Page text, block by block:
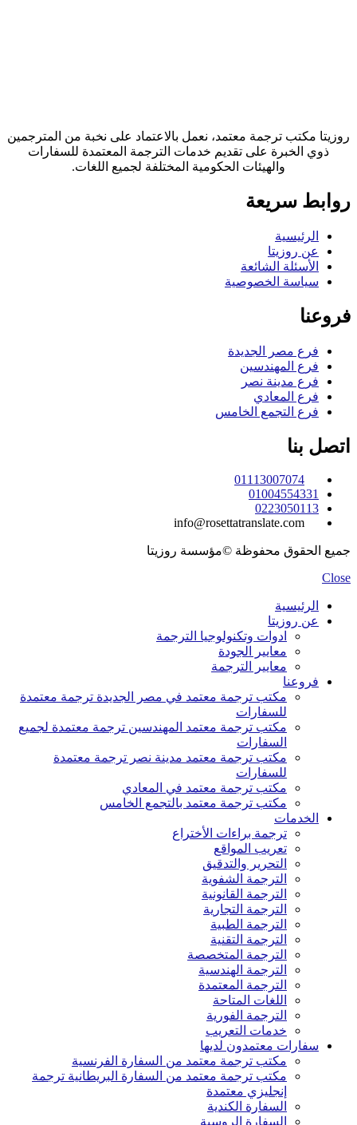
روزيتا مكتب ترجمة معتمد، نعمل بالاعتماد على نخبة من المترجمين
ذوي الخبرة على تقديم خدمات الترجمة المعتمدة للسفارات
والهيئات الحكومية المختلفة لجميع اللغات.
روابط سريعة
الرئيسية
عن روزيتا
الأسئلة الشائعة
سياسة الخصوصية
فروعنا
فرع مصر الجديدة
فرع المهندسين
فرع مدينة نصر
فرع المعادي
فرع التجمع الخامس
اتصل بنا
01113007074
01004554331
0223050113
info@rosettatranslate.com
جميع الحقوق محفوظة ©مؤسسة روزيتا
Close
الرئيسية
عن روزيتا
ادوات وتكنولوجيا الترجمة
معايير الجودة
معايير الترجمة
فروعنا
مكتب ترجمة معتمد في مصر الجديدة ترجمة معتمدة
للسفارات
مكتب ترجمة معتمد المهندسين ترجمة معتمدة لجميع
السفارات
مكتب ترجمة معتمد مدينة نصر ترجمة معتمدة
للسفارات
مكتب ترجمة معتمد في المعادي
مكتب ترجمة معتمد بالتجمع الخامس
الخدمات
ترجمة براءات الأختراع
تعريب المواقع
التحرير والتدقيق
الترجمة الشفوية
الترجمة القانونية
الترجمة التجارية
الترجمة الطبية
الترجمة التقنية
الترجمة المتخصصة
الترجمة الهندسية
الترجمة المعتمدة
اللغات المتاحة
الترجمة الفورية
خدمات التعريب
سفارات معتمدون لديها
مكتب ترجمة معتمد من السفارة الفرنسية
مكتب ترجمة معتمد من السفارة البريطانية ترجمة
إنجليزي معتمدة
السفارة الكندية
السفارة الروسية